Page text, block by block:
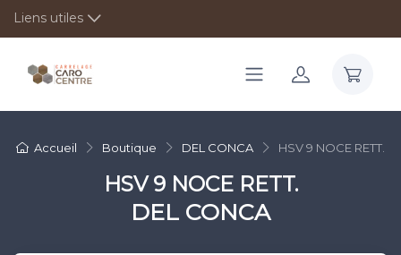
Liens utiles
Accueil Boutique DEL CONCA HSV 9 NOCE RETT.
HSV 9 NOCE RETT.
DEL CONCA